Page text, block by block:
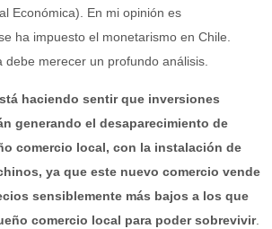
Económica). En mi opinión es
ha impuesto el monetarismo en Chile.
debe merecer un profundo análisis.
haciendo sentir que inversiones
generando el desaparecimiento de
comercio local, con la instalación de
ya que este nuevo comercio vende
sensiblemente más bajos a los que
comercio local para poder sobrevivir.